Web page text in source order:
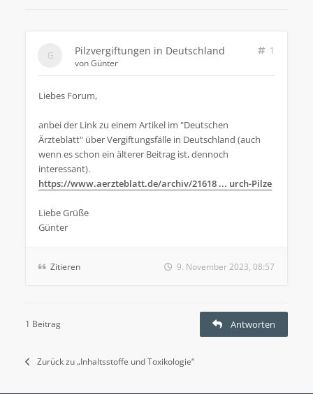
Pilzvergiftungen in Deutschland
1
vonGünter
Liebes Forum,
anbei der Link zu einem Artikel im "Deutschen
Ärzteblatt" über Vergiftungsfälle in Deutschland (auch
wenn es schon ein älterer Beitrag ist, dennoch
interessant).
https://www.aerzteblatt.de/archiv/21618 ... urch-Pilze
Liebe Grüße
Günter
Zitieren 9. November 2023, 08:57
1 Beitrag Antworten
Zurück zu „Inhaltsstoffe und Toxikologie“